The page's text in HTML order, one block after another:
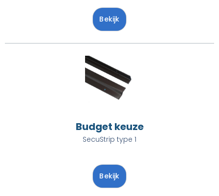
Bekijk
Budget keuze
SecuStrip type 1
Bekijk